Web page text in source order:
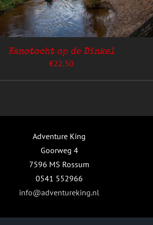
Kanotocht op de Dinkel
€22,50
Adventure King
Goorweg 4
7596 MS Rossum
0541 552966
info@adventureking.nl